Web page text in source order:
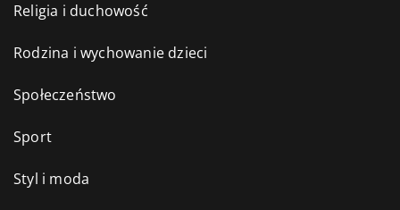
Religia i duchowość
Rodzina i wychowanie dzieci
Społeczeństwo
Sport
Styl i moda